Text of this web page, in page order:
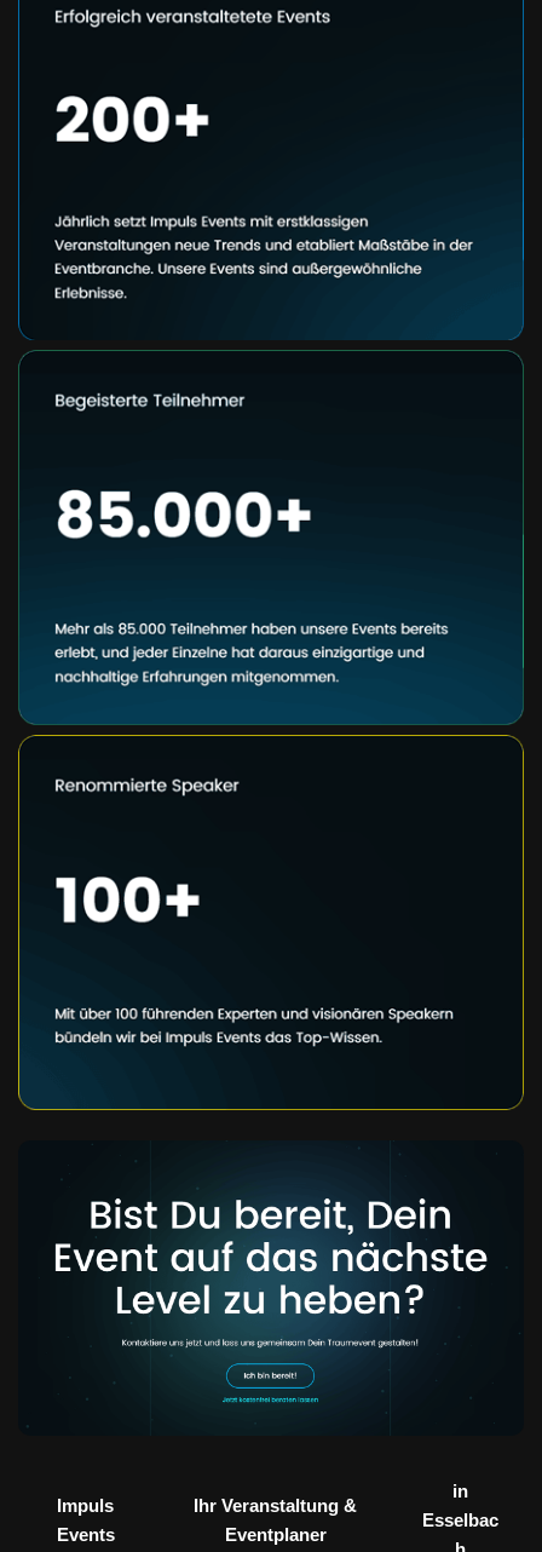
Impuls
Events
Ihr Veranstaltung &
Eventplaner
in
Esselbac